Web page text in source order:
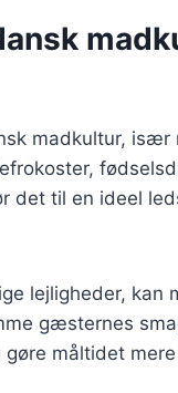
madkultur,
det til en ideel
lejligheder, kan
gæsternes
måltidet